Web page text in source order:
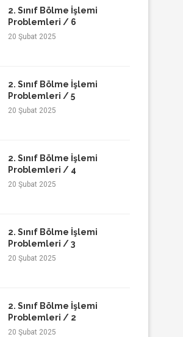
2. Sınıf Bölme İşlemi
Problemleri / 6
20 Şubat 2025
2. Sınıf Bölme İşlemi
Problemleri / 5
20 Şubat 2025
2. Sınıf Bölme İşlemi
Problemleri / 4
20 Şubat 2025
2. Sınıf Bölme İşlemi
Problemleri / 3
20 Şubat 2025
2. Sınıf Bölme İşlemi
Problemleri / 2
20 Şubat 2025